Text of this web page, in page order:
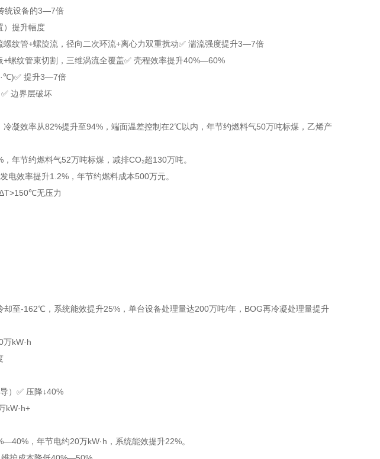
统设备的3—7倍
提升幅度
螺纹管+螺旋流，径向二次环流+离心力双重扰动✅ 湍流强度提升3—7倍
+螺纹管束切割，三维涡流全覆盖✅ 壳程效率提升40%—60%
✅ 提升3—7倍
✅ 边界层破坏
凝效率从82%提升至94%，端面温差控制在2℃以内，年节约燃料气50万吨标煤，乙烯产
年节约燃料气52万吨标煤，减排CO₂超130万吨。
效率提升1.2%，年节约燃料成本500万元。
无压力
至-162℃，系统能效提升25%，单台设备处理量达200万吨/年，BOG再冷凝处理量提升
kW·h
） ✅ 压降↓40%
kW·h+
，年节电约20万kW·h，系统能效提升22%。